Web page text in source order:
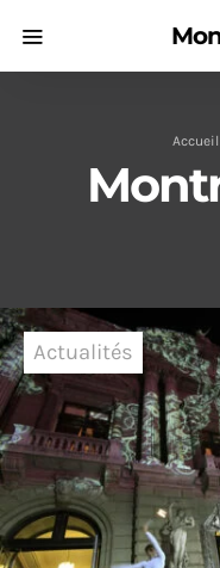
Accueil
Actualités